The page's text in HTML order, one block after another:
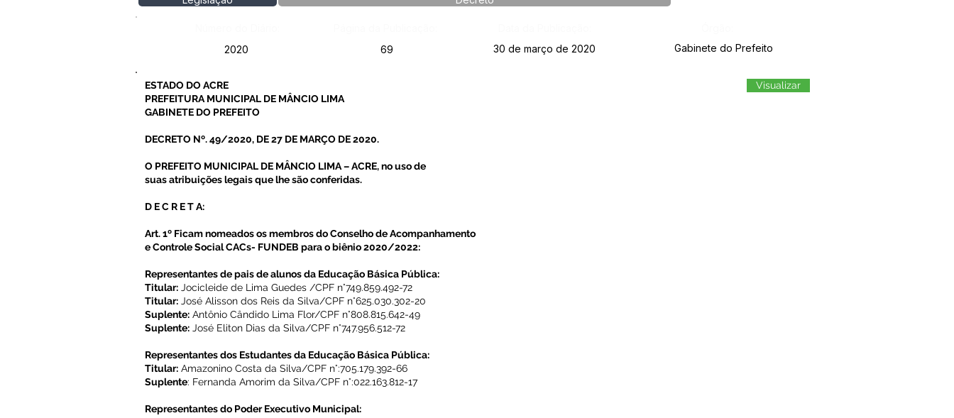
2020
69 30 de março de 2020 Gabinete do Prefeito
ESTADO DO ACRE
PREFEITURA MUNICIPAL DE MÂNCIO LIMA
GABINETE DO PREFEITO
DECRETO Nº. 49/2020, DE 27 DE MARÇO DE 2020.
O PREFEITO MUNICIPAL DE MÂNCIO LIMA – ACRE, no uso de
suas atribuições legais que lhe são conferidas.
D E C R E T A:
Art. 1º Ficam nomeados os membros do Conselho de Acompanhamento
e Controle Social CACs- FUNDEB para o biênio 2020/2022:
Representantes de pais de alunos da Educação Básica Pública:
Titular: Jocicleide de Lima Guedes /CPF n°749.859.492-72
Titular: José Alisson dos Reis da Silva/CPF n°625.030.302-20
Suplente: Antônio Cândido Lima Flor/CPF n°808.815.642-49
Suplente: José Eliton Dias da Silva/CPF n°747.956.512-72
Representantes dos Estudantes da Educação Básica Pública:
Titular: Amazonino Costa da Silva/CPF n°:705.179.392-66
Suplente: Fernanda Amorim da Silva/CPF n°:022.163.812-17
Representantes do Poder Executivo Municipal:
Visualizar